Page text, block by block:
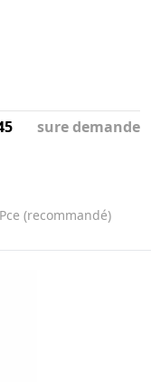
sure demande
(recommandé)